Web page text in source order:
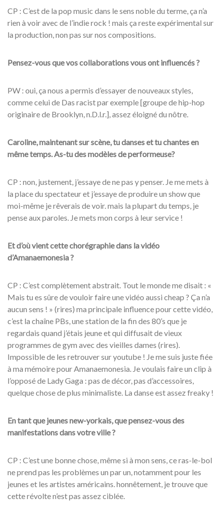
CP : C’est de la pop music dans le sens noble du terme, ça n’a
rien à voir avec de l’indie rock ! mais ça reste expérimental sur
la production, non pas sur nos compositions.
Pensez-vous que vos collaborations vous ont influencés ?
PW : oui, ça nous a permis d’essayer de nouveaux styles,
comme celui de Das racist par exemple [groupe de hip-hop
originaire de Brooklyn, n.D.l.r.], assez éloigné du nôtre.
Caroline, maintenant sur scène, tu danses et tu chantes en
même temps. As-tu des modèles de performeuse?
CP : non, justement, j’essaye de ne pas y penser. Je me mets à
la place du spectateur et j’essaye de produire un show que
moi-même je rêverais de voir. mais la plupart du temps, je
pense aux paroles. Je mets mon corps à leur service !
Et d’où vient cette chorégraphie dans la vidéo
d’Amanaemonesia ?
CP : C’est complètement abstrait. Tout le monde me disait : «
Mais tu es sûre de vouloir faire une vidéo aussi cheap ? Ça n’a
aucun sens ! » (rires) ma principale influence pour cette vidéo,
c’est la chaîne PBs, une station de la fin des 80’s que je
regardais quand j’étais jeune et qui diffusait de vieux
programmes de gym avec des vieilles dames (rires).
Impossible de les retrouver sur youtube ! Je me suis juste fiée
à ma mémoire pour Amanaemonesia. Je voulais faire un clip à
l’opposé de Lady Gaga : pas de décor, pas d’accessoires,
quelque chose de plus minimaliste. La danse est assez freaky !
En tant que jeunes new-yorkais, que pensez-vous des
manifestations dans votre ville ?
CP : C’est une bonne chose, même si à mon sens, ce ras-le-bol
ne prend pas les problèmes un par un, notamment pour les
jeunes et les artistes américains. honnêtement, je trouve que
cette révolte n’est pas assez ciblée.